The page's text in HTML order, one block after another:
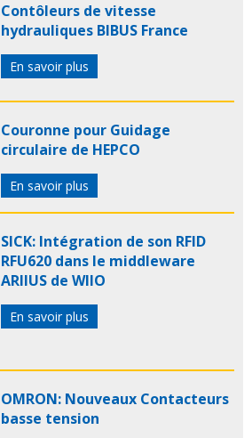
Contôleurs de vitesse
hydrauliques BIBUS France
En savoir plus
Couronne pour Guidage
circulaire de HEPCO
En savoir plus
SICK: Intégration de son RFID
RFU620 dans le middleware
ARIIUS de WIIO
En savoir plus
OMRON: Nouveaux Contacteurs
basse tension